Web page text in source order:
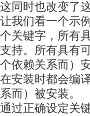
这同时也改变了
让我们看一个示
个关键字，所有
支持。所有具有
个依赖关系而）
在安装时都会编
系而）被安装。
通过正确设定关